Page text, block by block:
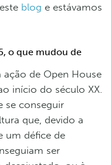
blog e estávamos
o que mudou de
de Open House
início do século XX.
se conseguir
que, devido a
um défice de
ser